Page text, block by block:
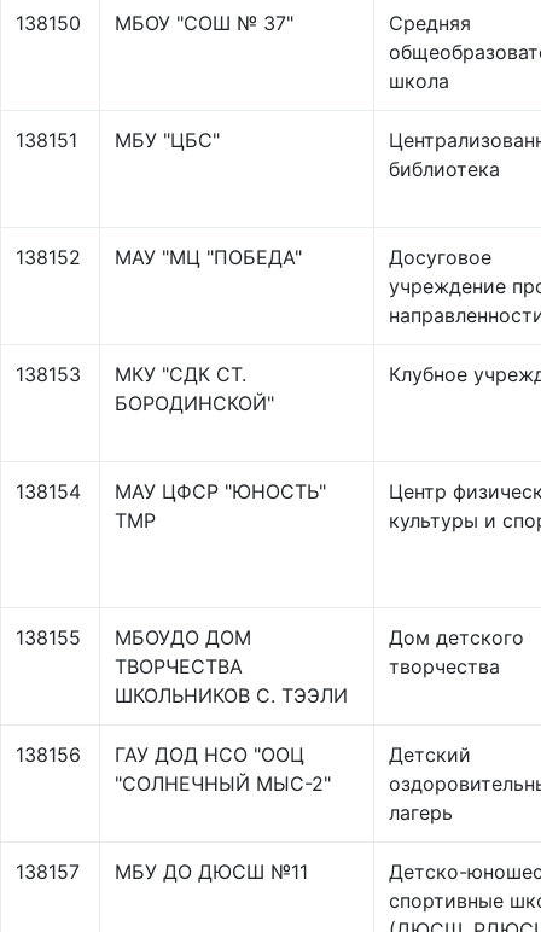
138150 МБОУ "СОШ № 37"
Средняя
школа
138151 МБУ "ЦБС"
библиотека
138152 МАУ "МЦ "ПОБЕДА"
Досуговое
учреждение
138153
МКУ "СДК СТ.
БОРОДИНСКОЙ"
Клубное
138154
МАУ ЦФСР "ЮНОСТЬ"
ТМР
Центр
культуры и
138155
МБОУДО ДОМ
ТВОРЧЕСТВА
ШКОЛЬНИКОВ С. ТЭЭЛИ
Дом детского
творчества
138156
ГАУ ДОД НСО "ООЦ
"СОЛНЕЧНЫЙ МЫС-2"
Детский
лагерь
138157 МБУ ДО ДЮСШ №11
Детско-
спортивные